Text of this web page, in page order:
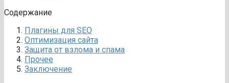
Содержание
Плагины для SEO
Оптимизация сайта
Защита от взлома и спама
Прочее
Заключение